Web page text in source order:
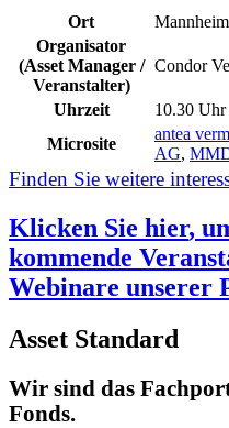
Ort
Mannheim
Organisator
(Asset Manager /
Veranstalter)
Condor
Uhrzeit
10.30
Microsite
antea
AG,
Finden Sie weitere
Klicken Sie hier,
kommende
Webinare unserer
Asset Standard
Wir sind das
Fonds.